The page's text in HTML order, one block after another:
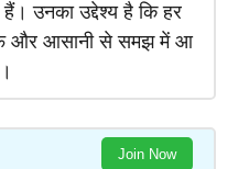
हैं। उनका उद्देश्य है कि हर
और आसानी से समझ में आ
Join Now